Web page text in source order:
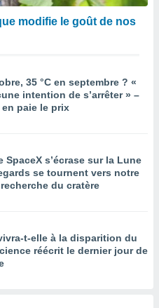
modifie le goût de nos
35 °C en septembre ? «
intention de s’arrêter » –
paie le prix
SpaceX s’écrase sur la Lune
se tournent vers notre
du cratère
t-elle à la disparition du
réécrit le dernier jour de